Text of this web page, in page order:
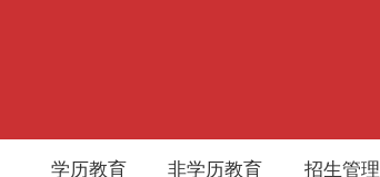
学历教育 非学历教育 招生管理